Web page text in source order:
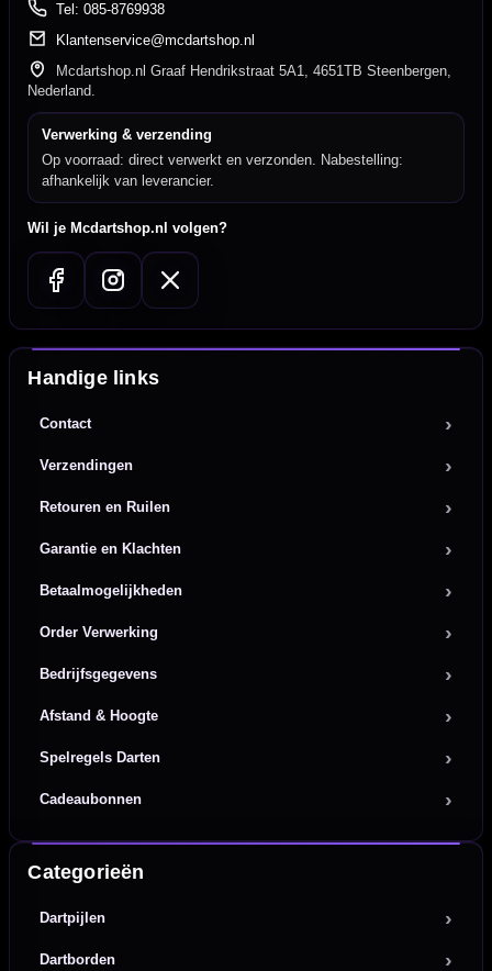
Tel: 085-8769938
Klantenservice@mcdartshop.nl
Mcdartshop.nl Graaf Hendrikstraat 5A1, 4651TB Steenbergen,
Nederland.
Verwerking & verzending
Op voorraad: direct verwerkt en verzonden. Nabestelling:
afhankelijk van leverancier.
Wil je Mcdartshop.nl volgen?
Handige links
Contact
Verzendingen
Retouren en Ruilen
Garantie en Klachten
Betaalmogelijkheden
Order Verwerking
Bedrijfsgegevens
Afstand & Hoogte
Spelregels Darten
Cadeaubonnen
Categorieën
Dartpijlen
Dartborden